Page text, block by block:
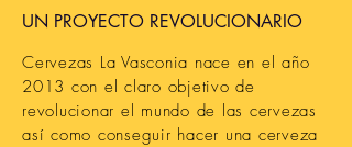
UN PROYECTO REVOLUCIONARIO
Cervezas La Vasconia nace en el año
2013 con el claro objetivo de
revolucionar el mundo de las cervezas
así como conseguir hacer una cerveza